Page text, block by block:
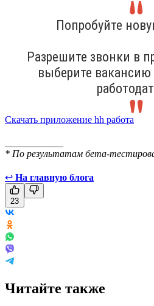
Попробуйте
Разрешите звонки в
выберите
Скачать приложение hh работа
* По результатам бета-
↩ На главную блога
23
Читайте также